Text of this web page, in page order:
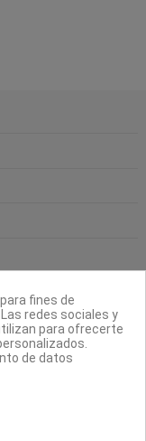
fines de
redes sociales y
para ofrecerte
de datos